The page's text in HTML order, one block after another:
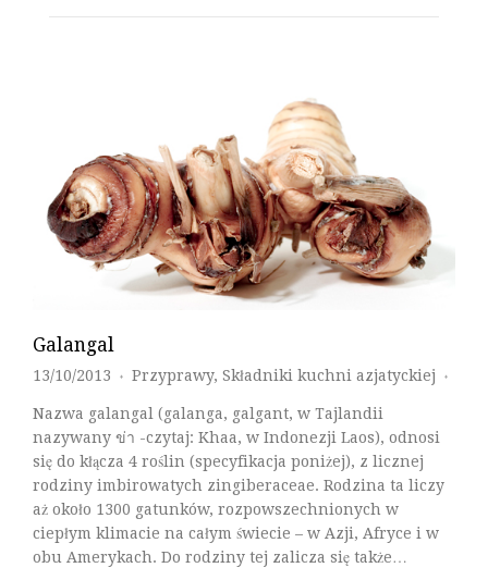
Galangal
13/10/2013 ♦ Przyprawy, Składniki kuchni azjatyckiej ♦
Nazwa galangal (galanga, galgant, w Tajlandii
nazywany ข่า -czytaj: Khaa, w Indonezji Laos), odnosi
się do kłącza 4 roślin (specyfikacja poniżej), z licznej
rodziny imbirowatych zingiberaceae. Rodzina ta liczy
aż około 1300 gatunków, rozpowszechnionych w
ciepłym klimacie na całym świecie – w Azji, Afryce i w
obu Amerykach. Do rodziny tej zalicza się także…